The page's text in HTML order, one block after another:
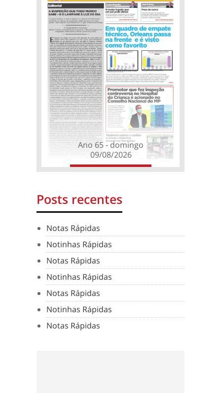
Ano 65 - domingo
09/08/2026
Posts recentes
Notas Rápidas
Notinhas Rápidas
Notas Rápidas
Notinhas Rápidas
Notas Rápidas
Notinhas Rápidas
Notas Rápidas